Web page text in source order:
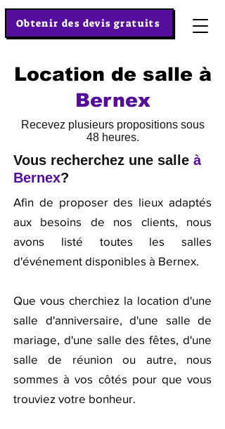
Obtenir des devis gratuits
Location de salle à
Bernex
Recevez plusieurs propositions sous
48 heures.
Vous recherchez une salle à
Bernex?
Afin de proposer des lieux adaptés
aux besoins de nos clients, nous
avons listé toutes les salles
d'événement disponibles à Bernex.
Que vous cherchiez la location d'une
salle d'anniversaire, d'une salle de
mariage, d'une salle des fêtes, d'une
salle de réunion ou autre, nous
sommes à vos côtés pour que vous
trouviez votre bonheur.